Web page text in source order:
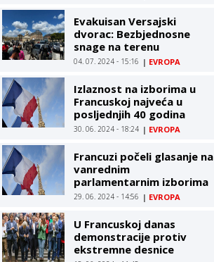
Evakuisan Versajski
dvorac: Bezbjednosne
snage na terenu
04. 07. 2024 - 15:16 | EVROPA
Izlaznost na izborima u
Francuskoj najveća u
posljednjih 40 godina
30. 06. 2024 - 18:24 | EVROPA
Francuzi počeli glasanje na
vanrednim
parlamentarnim izborima
29. 06. 2024 - 14:56 | EVROPA
U Francuskoj danas
demonstracije protiv
ekstremne desnice